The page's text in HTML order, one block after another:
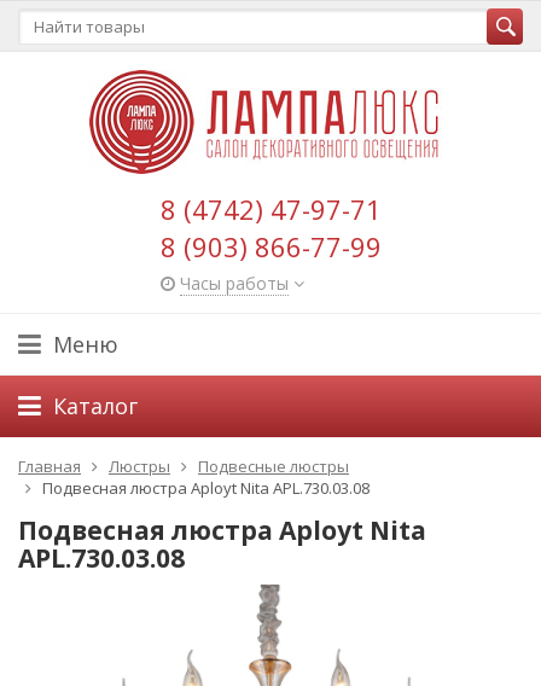
8 (4742) 47-97-71
8 (903) 866-77-99
Часы работы
Меню
Каталог
Главная Люстры
Подвесные люстры
Подвесная люстра Aployt Nita APL.730.03.08
Подвесная люстра Aployt Nita
APL.730.03.08